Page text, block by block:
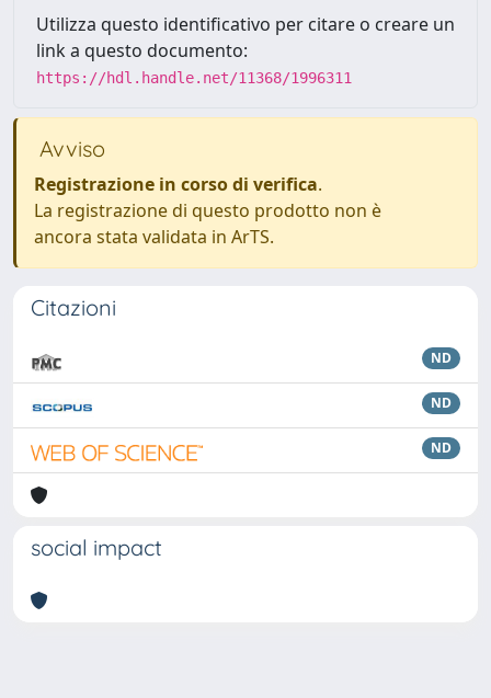
Utilizza questo identificativo per citare o creare un
link a questo documento:
https://hdl.handle.net/11368/1996311
Avviso
Registrazione in corso di verifica.
La registrazione di questo prodotto non è
ancora stata validata in ArTS.
Citazioni
ND
ND
ND
social impact